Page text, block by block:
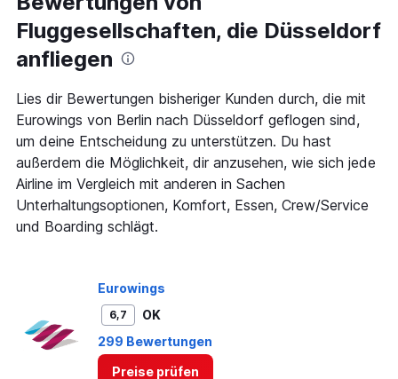
91
categories.
The
chart
1
Y
axis
displaying
values.
Range:
0
to
600.
Fluggesellschaften, die Düsseldorf
anfliegen
Lies dir Bewertungen bisheriger Kunden durch, die mit
Eurowings von Berlin nach Düsseldorf geflogen sind,
um deine Entscheidung zu unterstützen. Du hast
außerdem die Möglichkeit, dir anzusehen, wie sich jede
Airline im Vergleich mit anderen in Sachen
Unterhaltungsoptionen, Komfort, Essen, Crew/Service
und Boarding schlägt.
Eurowings
6,7
OK
299 Bewertungen
Preise prüfen